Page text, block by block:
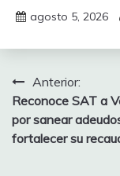
agosto 5, 2026
Navegación
de
entradas
Anterior:
Reconoce SAT a
por sanear
fortalecer su